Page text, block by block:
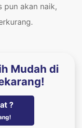
pun akan naik,
Mudah di
?